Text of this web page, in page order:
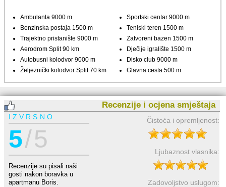
Ambulanta 9000 m
Benzinska postaja 1500 m
Trajektno pristanište 9000 m
Aerodrom Split 90 km
Autobusni kolodvor 9000 m
Željeznički kolodvor Split 70 km
Sportski centar 9000 m
Teniski teren 1500 m
Zatvoreni bazen 1500 m
Dječije igralište 1500 m
Disko club 9000 m
Glavna cesta 500 m
Recenzije i ocjena smještaja
IZVRSNO
5/ 5
Recenzije su pisali naši
gosti nakon boravka u
apartmanu Boris.
Čistoća i opremljenost:
Ljubaznost vlasnika:
Zadovoljstvo uslugom: